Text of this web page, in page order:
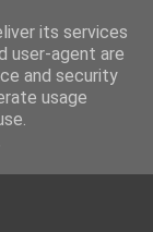
tre-enighed
its services
user-agent are
and security
usage